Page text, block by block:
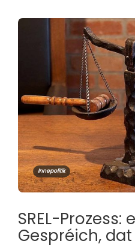
Innepolitik
SREL-Prozess:
Gespréich,